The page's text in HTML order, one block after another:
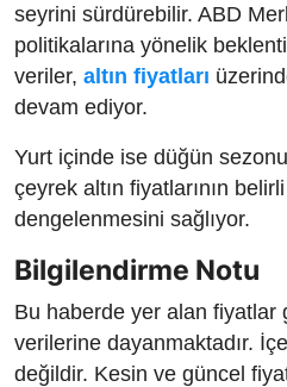
seyrini sürdürebilir. ABD
politikalarına yönelik
veriler, altın fiyatları
devam ediyor.
Yurt içinde ise düğün
çeyrek altın fiyatlarının
dengelenmesini sağlıyor.
Bilgilendirme Notu
Bu haberde yer alan fiyatlar
verilerine dayanmaktadır.
değildir. Kesin ve güncel